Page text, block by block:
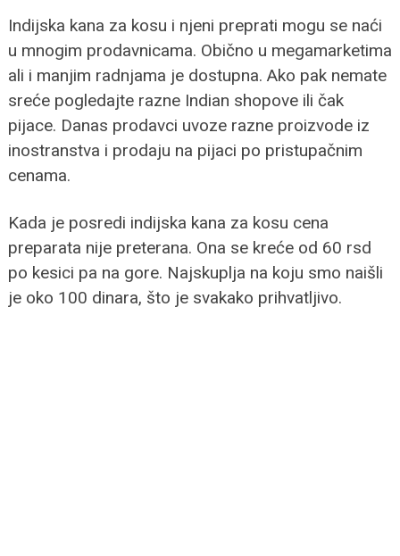
Indijska kana za kosu i njeni preprati mogu se naći
u mnogim prodavnicama. Obično u megamarketima
ali i manjim radnjama je dostupna. Ako pak nemate
sreće pogledajte razne Indian shopove ili čak
pijace. Danas prodavci uvoze razne proizvode iz
inostranstva i prodaju na pijaci po pristupačnim
cenama.
Kada je posredi indijska kana za kosu cena
preparata nije preterana. Ona se kreće od 60 rsd
po kesici pa na gore. Najskuplja na koju smo naišli
je oko 100 dinara, što je svakako prihvatljivo.